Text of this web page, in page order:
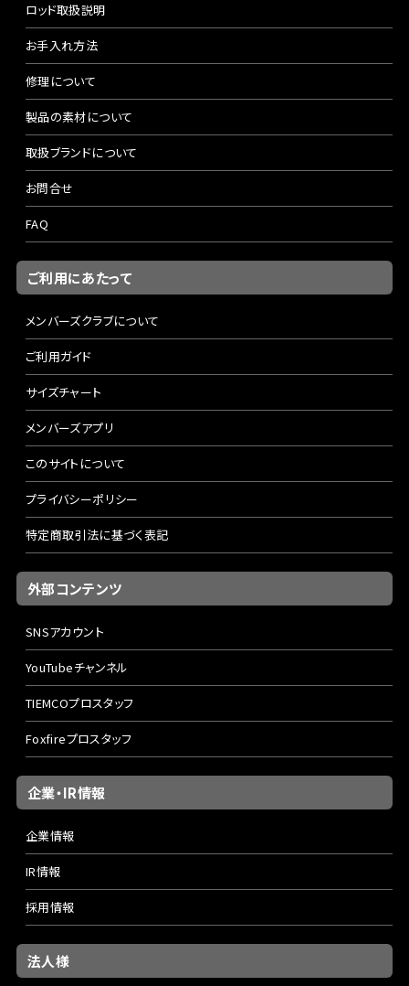
ロッド取扱説明
お手入れ方法
修理について
製品の素材について
取扱ブランドについて
お問合せ
FAQ
ご利用にあたって
メンバーズクラブについて
ご利用ガイド
サイズチャート
メンバーズアプリ
このサイトについて
プライバシーポリシー
特定商取引法に基づく表記
外部コンテンツ
SNSアカウント
YouTubeチャンネル
TIEMCOプロスタッフ
Foxfireプロスタッフ
企業・IR情報
企業情報
IR情報
採用情報
法人様